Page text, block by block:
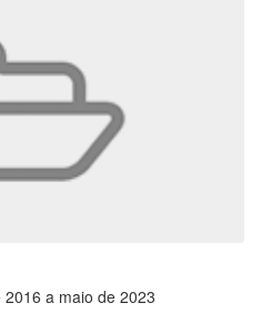
a maio de 2023